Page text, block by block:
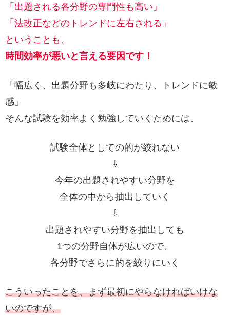
「出題される各分野の専門性も高い」
「法改正などのトレンドに左右される」
ということも、
時間効率が悪いと言える要因です！
「幅広く、出題分野も多岐にわたり、トレンドに敏
感」
そんな試験を効率よく勉強していくためには、
試験全体としての的が絞れない
⇩
今年の出題されやすい分野を
全体の中から抽出していく
⇩
出題されやすい分野を抽出しても
1つの分野自体が広いので、
各分野でさらに的を絞りにいく
こういったことを、まず最初にやらなければいけな
いのですが、